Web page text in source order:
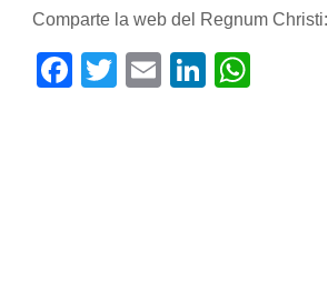
Comparte la web del Regnum Christi:
Facebook
Twitter
EmailLinkedIn